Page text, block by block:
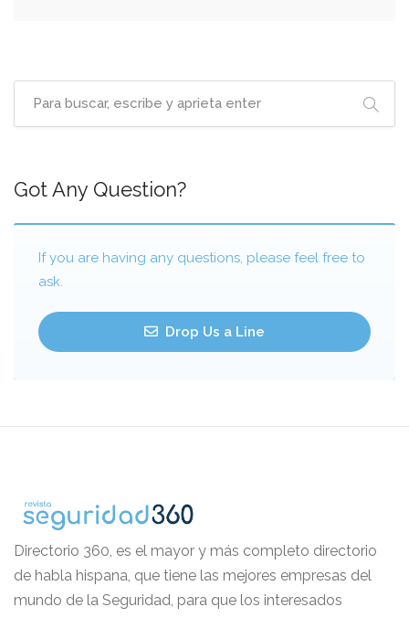
Got Any Question?
If you are having any questions, please feel free to
ask.
Drop Us a Line
Directorio 360, es el mayor y más completo directorio
de habla hispana, que tiene las mejores empresas del
mundo de la Seguridad, para que los interesados